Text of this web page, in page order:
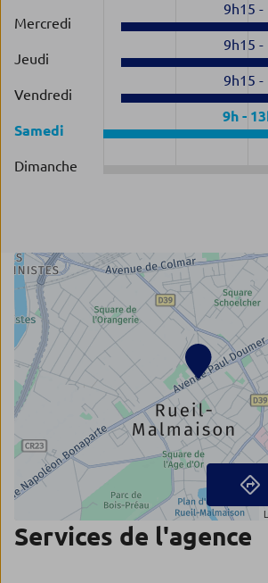
Mercredi
9h15 -
Jeudi
9h15 -
Vendredi
9h15 -
Samedi
9h-
Dimanche
Services de l'agence